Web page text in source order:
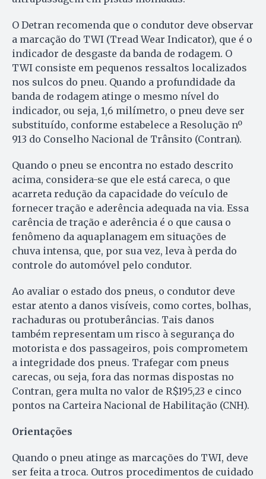
O Detran recomenda que o condutor deve observar
a marcação do TWI (Tread Wear Indicator), que é o
indicador de desgaste da banda de rodagem. O
TWI consiste em pequenos ressaltos localizados
nos sulcos do pneu. Quando a profundidade da
banda de rodagem atinge o mesmo nível do
indicador, ou seja, 1,6 milímetro, o pneu deve ser
substituído, conforme estabelece a Resolução nº
913 do Conselho Nacional de Trânsito (Contran).
Quando o pneu se encontra no estado descrito
acima, considera-se que ele está careca, o que
acarreta redução da capacidade do veículo de
fornecer tração e aderência adequada na via. Essa
carência de tração e aderência é o que causa o
fenômeno da aquaplanagem em situações de
chuva intensa, que, por sua vez, leva à perda do
controle do automóvel pelo condutor.
Ao avaliar o estado dos pneus, o condutor deve
estar atento a danos visíveis, como cortes, bolhas,
rachaduras ou protuberâncias. Tais danos
também representam um risco à segurança do
motorista e dos passageiros, pois comprometem
a integridade dos pneus. Trafegar com pneus
carecas, ou seja, fora das normas dispostas no
Contran, gera multa no valor de R$195,23 e cinco
pontos na Carteira Nacional de Habilitação (CNH).
Orientações
Quando o pneu atinge as marcações do TWI, deve
ser feita a troca. Outros procedimentos de cuidado